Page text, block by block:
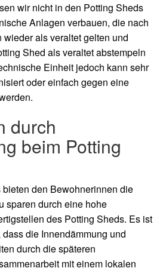
wir nicht in den Potting Sheds
Anlagen verbauen, die nach
als veraltet gelten und
Shed als veraltet abstempeln
Einheit jedoch kann sehr
oder einfach gegen eine
durch
beim Potting
den Bewohnerinnen die
sparen durch eine hohe
des Potting Sheds. Es ist
die Innendämmung und
durch die späteren
mit einem lokalen